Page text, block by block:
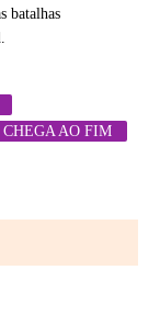
batalhas
AO FIM